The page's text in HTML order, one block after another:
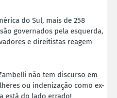
do Sul, mais de 258
governados pela esquerda,
e direitistas reagem
não tem discurso em
ou indenização como ex-
está do lado errado!